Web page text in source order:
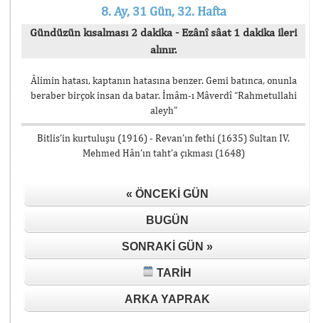
8. Ay, 31 Gün, 32. Hafta
Gündüzün kısalması 2 dakika - Ezânî sâat 1 dakika ileri
alınır.
Âlimin hatası, kaptanın hatasına benzer. Gemi batınca, onunla
beraber birçok insan da batar. İmâm-ı Mâverdî “Rahmetullahi
aleyh”
Bitlis’in kurtuluşu (1916) - Revan’ın fethi (1635) Sultan IV.
Mehmed Hân’ın taht’a çıkması (1648)
« ÖNCEKI GÜN
BUGÜN
SONRAKI GÜN »
TARIH
ARKA YAPRAK